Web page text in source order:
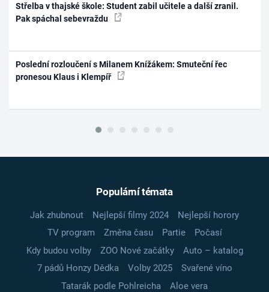
Střelba v thajské škole: Student zabil učitele a další zranil.
Pak spáchal sebevraždu
Poslední rozloučení s Milanem Knížákem: Smuteční řec
pronesou Klaus i Klempíř
Populární témata
Jak zhubnout Nejlepší filmy 2024
Nejlepší horory
TV program
Změna času Partie
Počasí
Kdy budou volby
ZOO Nové začátky
Auto – katalog
7 pádů Honzy Dědka
Volby 2025
Svařené víno
Tatarák podle Pohlreicha
Aloe vera